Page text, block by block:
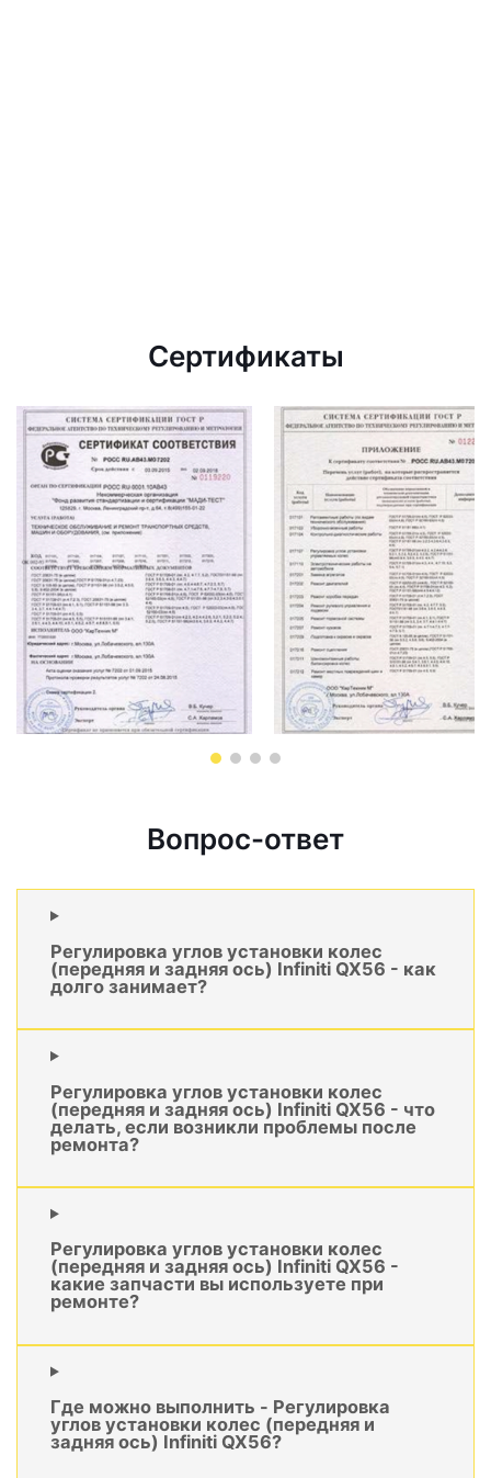
Сертификаты
Вопрос-ответ
Регулировка углов установки колес
(передняя и задняя ось) Infiniti QX56 - как
долго занимает?
Регулировка углов установки колес
(передняя и задняя ось) Infiniti QX56 - что
делать, если возникли проблемы после
ремонта?
Регулировка углов установки колес
(передняя и задняя ось) Infiniti QX56 -
какие запчасти вы используете при
ремонте?
Где можно выполнить - Регулировка
углов установки колес (передняя и
задняя ось) Infiniti QX56?